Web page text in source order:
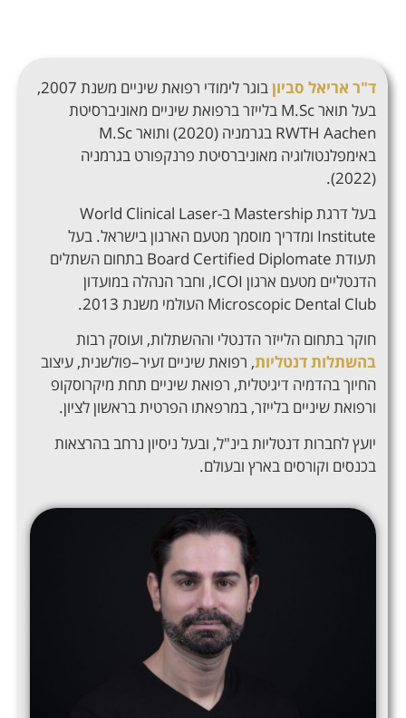
ד"ר אריאל סביון בוגר לימודי רפואת שיניים משנת 2007,
בעל תוארM.Sc בלייזר ברפואת שיניים מאוניברסיטת
RWTH Aachen בגרמניה (2020) ותוארM.Sc
באימפלנטולוגיה מאוניברסיטת פרנקפורט בגרמניה
(2022).
בעל דרגתMastership ב -World Clinical Laser
Institute ומדריך מוסמך מטעם הארגון בישראל. בעל
תעודת Board Certified Diplomate בתחום השתלים
הדנטליים מטעם ארגון ICOI, וחבר הנהלה במועדון
Microscopic Dental Club העולמי משנת 2013.
חוקר בתחום הלייזר הדנטלי וההשתלות, ועוסק רבות
בהשתלות דנטליות, רפואת שיניים זעיר–פולשנית, עיצוב
החיוך בהדמיה דיגיטלית, רפואת שיניים תחת מיקרוסקופ
ורפואת שיניים בלייזר, במרפאתו הפרטית בראשון לציון.
יועץ לחברות דנטליות בינ"ל, ובעל ניסיון נרחב בהרצאות
בכנסים וקורסים בארץ ובעולם.